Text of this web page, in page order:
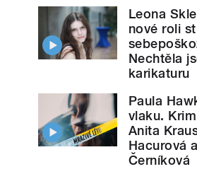
Leona
nové roli
Nechtěla
karikaturu
Paula
vlaku.
Anita
Hacurová
Černíková